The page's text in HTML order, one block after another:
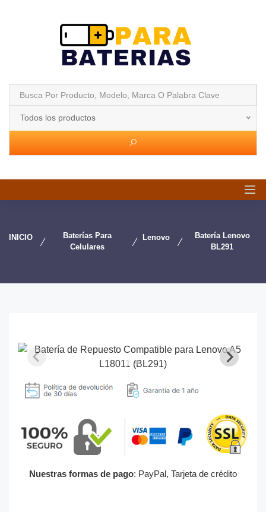
Todos los productos
INICIO
Baterías Para
Celulares
Lenovo
Batería Lenovo
BL291
Nuestras formas de pago: PayPal, Tarjeta de crédito